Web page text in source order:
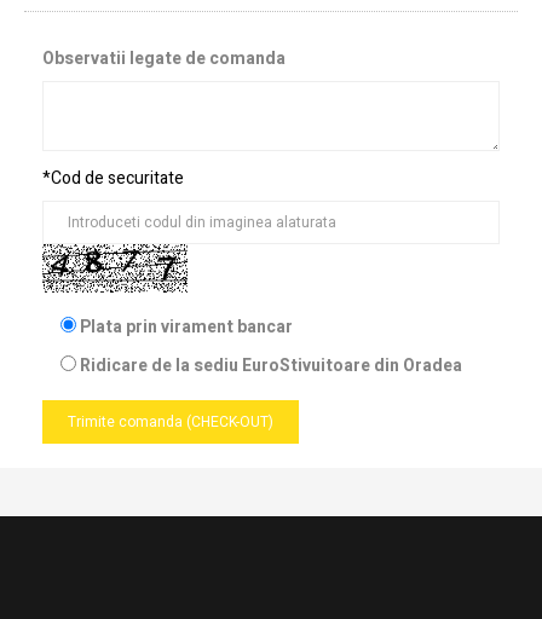
Observatii legate de comanda
*Cod de securitate
Plata prin virament bancar
Ridicare de la sediu EuroStivuitoare din Oradea
Trimite comanda (CHECK-OUT)